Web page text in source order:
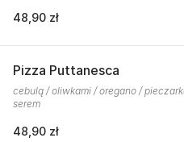
48,90 zł
Pizza Puttanesca
cebulą / oliwkami / oregano /
serem
48,90 zł